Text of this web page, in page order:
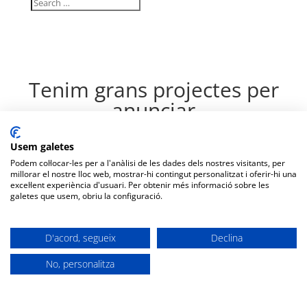
Tenim grans projectes per
anunciar
S'acosta quelcom important! La nostra botiga està en obres i
obrirà aviat!
Usem galetes
Podem col·locar-les per a l'anàlisi de les dades dels nostres visitants, per
millorar el nostre lloc web, mostrar-hi contingut personalitzat i oferir-hi una
excel·lent experiència d'usuari. Per obtenir més informació sobre les
galetes que usem, obriu la configuració.
D'acord, segueix
Declina
No, personalitza